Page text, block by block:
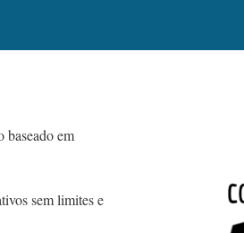
baseado em
sem limites e